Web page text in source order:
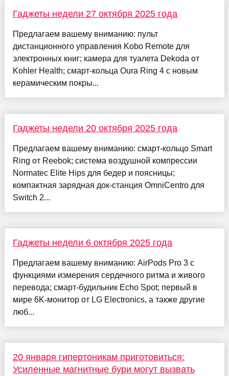
Гаджеты недели 27 октября 2025 года
Предлагаем вашему вниманию: пульт
дистанционного управления Kobo Remote для
электронных книг; камера для туалета Dekoda от
Kohler Health; смарт-кольца Oura Ring 4 с новым
керамическим покры...
Гаджеты недели 20 октября 2025 года
Предлагаем вашему вниманию: смарт-кольцо Smart
Ring от Reebok; система воздушной компрессии
Normatec Elite Hips для бедер и поясницы;
компактная зарядная док-станция OmniCentro для
Switch 2...
Гаджеты недели 6 октября 2025 года
Предлагаем вашему вниманию: AirPods Pro 3 с
функциями измерения сердечного ритма и живого
перевода; смарт-будильник Echo Spot; первый в
мире 6K-монитор от LG Electronics, а также другие
люб...
20 января гипертоникам приготовиться:
Усиленные магнитные бури могут вызвать